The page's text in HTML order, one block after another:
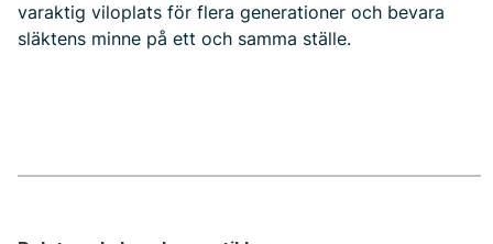
varaktig viloplats för flera generationer och bevara
släktens minne på ett och samma ställe.